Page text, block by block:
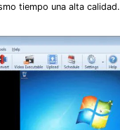
tiempo una alta calidad.